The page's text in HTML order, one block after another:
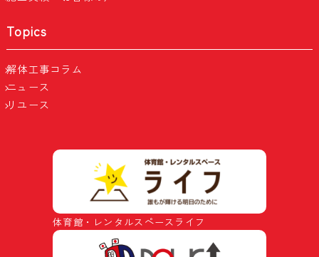
Topics
解体工事コラム
ニュース
リユース
体育館・レンタルスペースライフ